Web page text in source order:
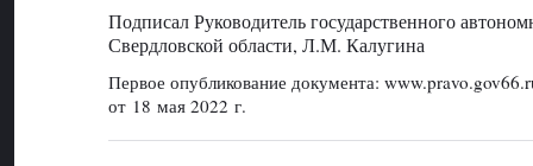
Подписал Руководитель государственного
Свердловской области, Л.М. Калугина
Первое опубликование документа:
от 18 мая 2022 г.